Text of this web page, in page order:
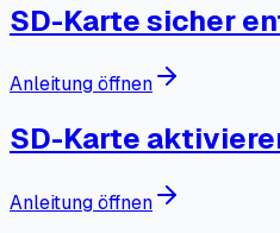
SD-Karte sicher
Anleitung öffnen
SD-Karte
Anleitung öffnen